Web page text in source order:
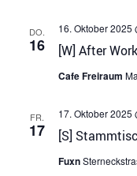
DO.
16 [W] After
16. Oktober 2025
Cafe Freiraum
FR.
17 [S]
17. Oktober 2025
Fuxn